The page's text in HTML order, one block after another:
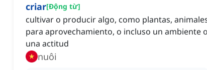
criar[Động từ]
cultivar o producir algo, como plantas,
para aprovechamiento, o incluso un ambiente o
una actitud
nuôi